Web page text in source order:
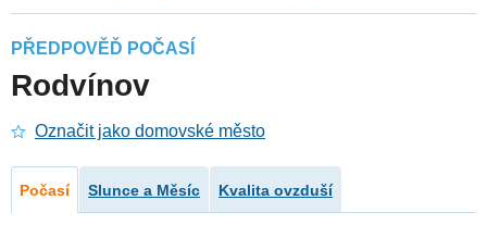
PŘEDPOVĚĎ POČASÍ
Rodvínov
Označit jako domovské město
Počasí Slunce a Měsíc Kvalita ovzduší